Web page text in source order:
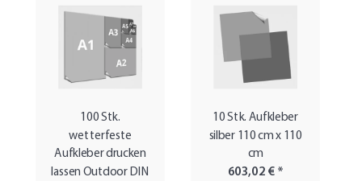
100 Stk.
wetterfeste
Aufkleber drucken
lassen Outdoor DIN
10 Stk. Aufkleber
silber 110 cm x 110
cm
603,02 € *